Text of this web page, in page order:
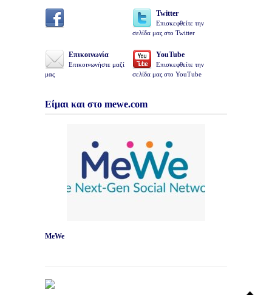
Twitter
Επισκεφθείτε την
σελίδα μας στο Twitter
Επικοινωνία
Επικοινωνήστε μαζί
μας
YouTube
Επισκεφθείτε την
σελίδα μας στο YouTube
Είμαι και στο mewe.com
MeWe